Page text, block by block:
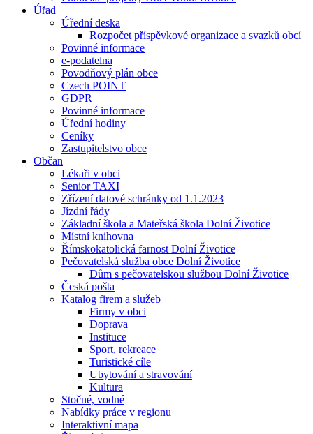
Úřad
Úřední deska
Rozpočet příspěvkové organizace a svazků obcí
Povinné informace
e-podatelna
Povodňový plán obce
Czech POINT
GDPR
Povinné informace
Úřední hodiny
Ceníky
Zastupitelstvo obce
Občan
Lékaři v obci
Senior TAXI
Zřízení datové schránky od 1.1.2023
Jízdní řády
Základní škola a Mateřská škola Dolní Životice
Místní knihovna
Římskokatolická farnost Dolní Životice
Pečovatelská služba obce Dolní Životice
Dům s pečovatelskou službou Dolní Životice
Česká pošta
Katalog firem a služeb
Firmy v obci
Doprava
Instituce
Sport, rekreace
Turistické cíle
Ubytování a stravování
Kultura
Stočné, vodné
Nabídky práce v regionu
Interaktivní mapa